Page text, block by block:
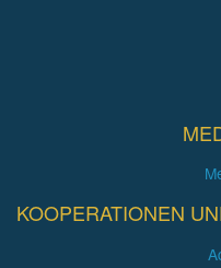
KOOPERATIONEN